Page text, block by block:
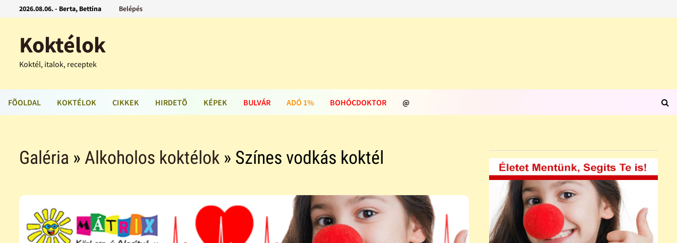
2026.08.06. - Berta, Bettina Belépés
Koktélok
Koktél, italok, receptek
FÕOLDAL KOKTÉLOK CIKKEK HIRDETÕ KÉPEK BULVÁR ADÓ 1% BOHÓCDOKTOR @
Galéria » Alkoholos koktélok » Színes vodkás koktél